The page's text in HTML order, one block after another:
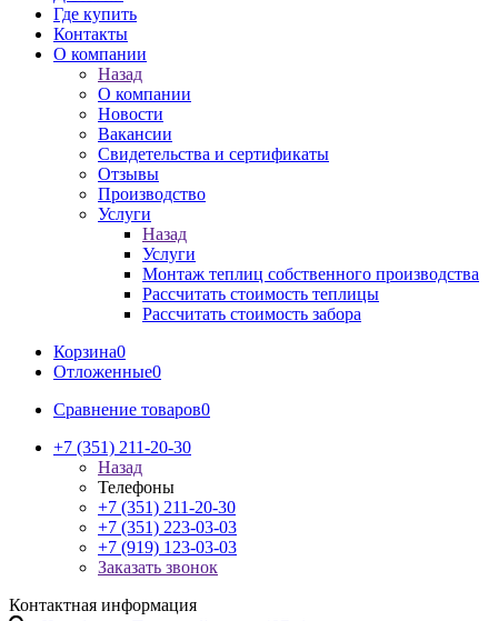
Где купить
Контакты
О компании
Назад
О компании
Новости
Вакансии
Свидетельства и сертификаты
Отзывы
Производство
Услуги
Назад
Услуги
Монтаж теплиц собственного производства
Рассчитать стоимость теплицы
Рассчитать стоимость забора
Корзина0
Отложенные0
Сравнение товаров0
+7 (351) 211-20-30
Назад
Телефоны
+7 (351) 211-20-30
+7 (351) 223-03-03
+7 (919) 123-03-03
Заказать звонок
Контактная информация